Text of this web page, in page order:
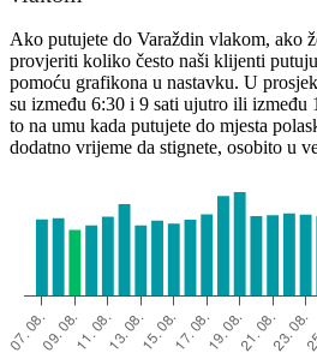
Ako putujete do Varaždin vlakom, ako
provjeriti koliko često naši klijenti
pomoću grafikona u nastavku. U
su između 6:30 i 9 sati ujutro ili između
to na umu kada putujete do mjesta
dodatno vrijeme da stignete, osobito u